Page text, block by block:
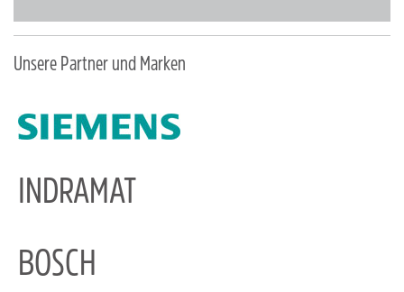
Unsere Partner und Marken
INDRAMAT
BOSCH